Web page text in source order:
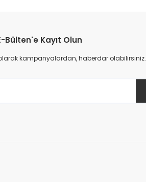
Bülten'e Kayıt Olun
kampanyalardan, haberdar olabilirsiniz.